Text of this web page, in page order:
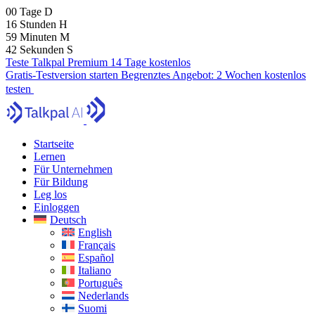
00 Tage D
16 Stunden H
59 Minuten M
41 Sekunden S
Teste Talkpal Premium 14 Tage kostenlos
Gratis-Testversion starten Begrenztes Angebot: 2 Wochen kostenlos
testen
Startseite
Lernen
Für Unternehmen
Für Bildung
Leg los
Einloggen
Deutsch
English
Français
Español
Italiano
Português
Nederlands
Suomi